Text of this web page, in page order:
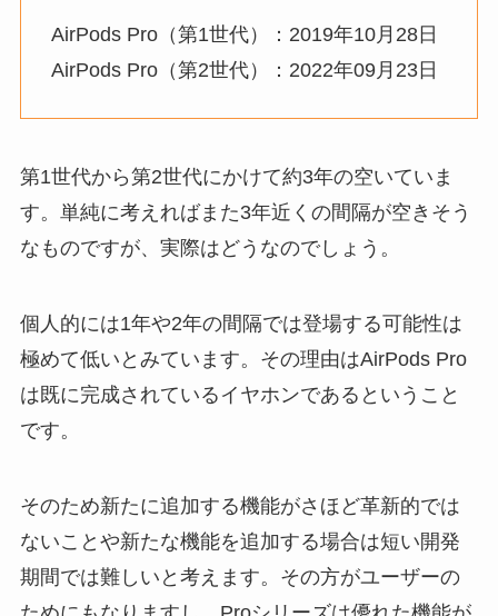
AirPods Pro（第1世代）：2019年10月28日
AirPods Pro（第2世代）：2022年09月23日
第1世代から第2世代にかけて約3年の空いていま
す。単純に考えればまた3年近くの間隔が空きそう
なものですが、実際はどうなのでしょう。
個人的には1年や2年の間隔では登場する可能性は
極めて低いとみています。その理由はAirPods Pro
は既に完成されているイヤホンであるということ
です。
そのため新たに追加する機能がさほど革新的では
ないことや新たな機能を追加する場合は短い開発
期間では難しいと考えます。その方がユーザーの